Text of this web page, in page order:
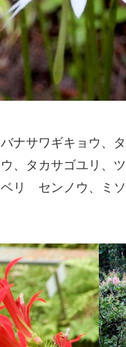
ナサワギキョウ、
、タカサゴユリ、
リ センノウ、ミ